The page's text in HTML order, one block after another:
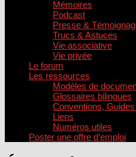
Mémoires
Podcast
Presse &
Trucs & Astuces
Vie associative
Vie privée
Le forum
Les ressources
Modèles de
Glossaires bilingues
Conventions,
Liens
Numéros utiles
Poster une offre d’emploi